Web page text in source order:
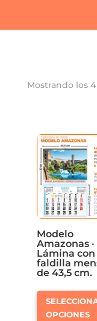
Mostrando los
Modelo
Amazonas ·
Lámina con
faldilla
de 43,5 cm.
OPCIONES